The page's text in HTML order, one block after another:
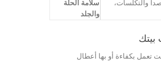
سلامة الحلة
والجلد
والتكلسات،
بيتك
تعمل بكفاءة أو بها أعطال